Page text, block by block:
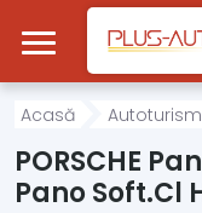
Mergi direct la
Acasă
Autoturisme
Acasă
PORSCHE
Pano Soft.Cl